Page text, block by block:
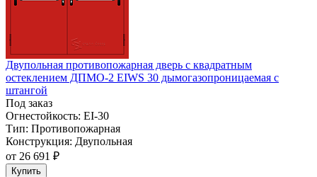
Двупольная противопожарная дверь с квадратным
остеклением ДПМО-2 EIWS 30 дымогазопроницаемая с
штангой
Под заказ
Огнестойкость: EI-30
Тип: Противопожарная
Конструкция: Двупольная
от 26 691 ₽
Купить